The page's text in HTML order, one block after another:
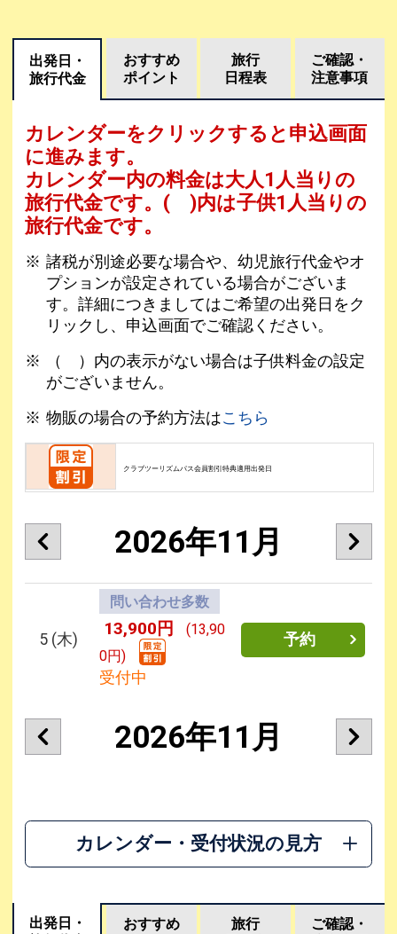
出発日・
旅行代金
おすすめ
ポイント
旅行
日程表
ご確認・
注意事項
カレンダーをクリックすると申込画面
に進みます。
カレンダー内の料金は大人1人当りの
旅行代金です。 ( )内は子供1人当りの
旅行代金です。
諸税が別途必要な場合や、幼児旅行代金やオ
プションが設定されている場合がございま
す。詳細につきましてはご希望の出発日をク
リックし、申込画面でご確認ください。
（ ）内の表示がない場合は子供料金の設定
がございません。
物販の場合の予約方法はこちら
クラブツーリズムパス会員割引特典適用出発日
2026年11月
5 (木)
問い合わせ多数
13,900円
(13,90
0円)
受付中
予約
2026年11月
カレンダー・受付状況の見方
出発日・
おすすめ
旅行
ご確認・